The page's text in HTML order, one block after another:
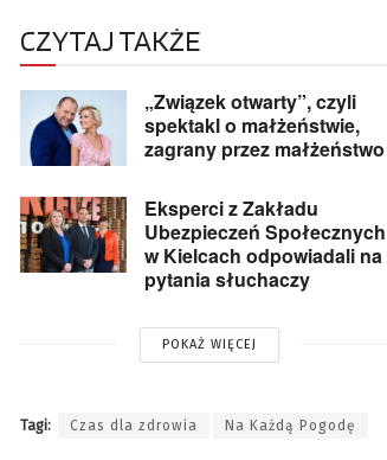
CZYTAJ TAKŻE
„Związek otwarty”, czyli
spektakl o małżeństwie,
zagrany przez małżeństwo
Eksperci z Zakładu
Ubezpieczeń Społecznych
w Kielcach odpowiadali na
pytania słuchaczy
POKAŻ WIĘCEJ
Tagi: Czas dla zdrowia Na Każdą Pogodę